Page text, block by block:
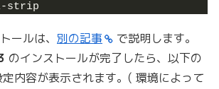
strip
ールは、 別の記事
で説明します。
のインストールが完了したら、以下の
内容が表示されます。( 環境によって